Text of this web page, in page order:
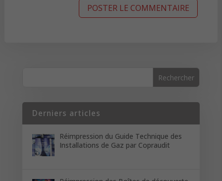
Derniers articles
Réimpression du Guide Technique des
Installations de Gaz par Copraudit